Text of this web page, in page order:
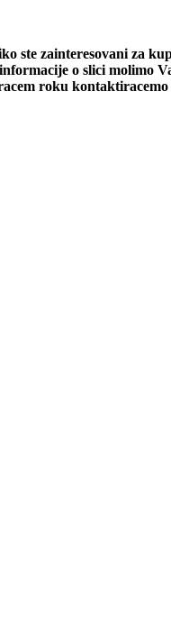
ste zainteresovani za
o slici molimo
roku kontaktiracemo